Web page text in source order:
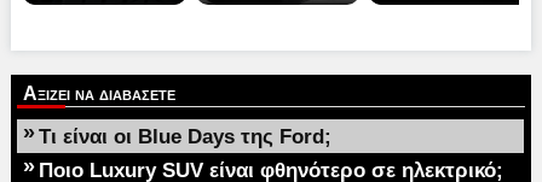
Αξιζει να διαβασετε
» Τι είναι οι Blue Days της Ford;
» Ποιο Luxury SUV είναι φθηνότερο σε ηλεκτρικό;